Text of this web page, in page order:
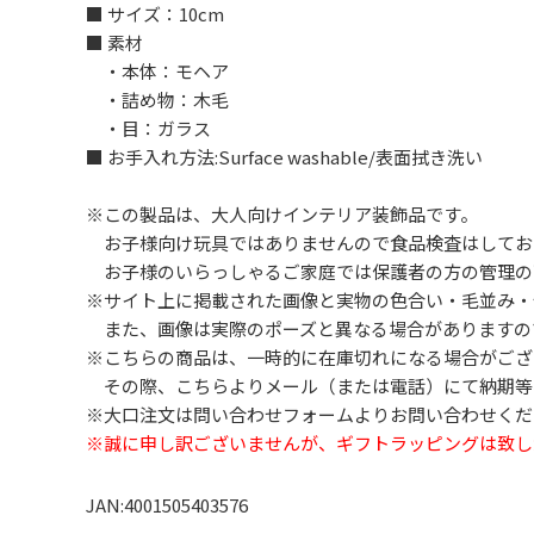
■ サイズ：10cm
■ 素材
・本体：モヘア
・詰め物：木毛
・目：ガラス
■ お手入れ方法:Surface washable/表面拭き洗い
※この製品は、大人向けインテリア装飾品です。
お子様向け玩具ではありませんので食品検査はしてお
お子様のいらっしゃるご家庭では保護者の方の管理の
※サイト上に掲載された画像と実物の色合い・毛並み・
また、画像は実際のポーズと異なる場合がありますの
※こちらの商品は、一時的に在庫切れになる場合がござ
その際、こちらよりメール（または電話）にて納期
※大口注文は問い合わせフォームよりお問い合わせくだ
※誠に申し訳ございませんが、ギフトラッピングは致し
JAN:4001505403576